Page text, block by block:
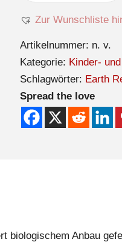
Zur Wunschliste
Artikelnummer: n. v.
Kategorie: Kinder-
Schlagwörter: Earth
Spread the love
biologischem Anbau